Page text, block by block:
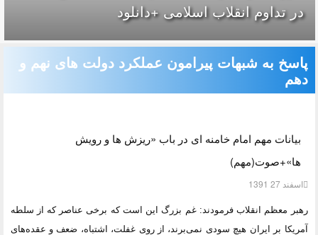
در تداوم انقلاب اسلامی +دانلود
پاسخ به شبهات پیرامون عملکرد دولت های نهم و
دهم
بیانات مهم امام خامنه ای در باب «ریزش ها و رویش
ها»+صوت(مهم)
اسفند 27 1391
رهبر معظم انقلاب فرمودند: غم بزرگ این است كه برخى عناصر كه از سلطه
آمریكا بر ایران هیچ سودى نمى‌برند، از روى غفلت، اشتباه، ضعف و عقده‌هاى